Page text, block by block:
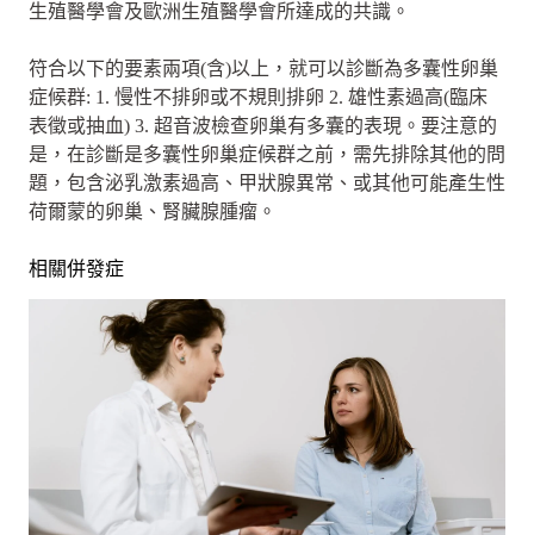
生殖醫學會及歐洲生殖醫學會所達成的共識。
符合以下的要素兩項(含)以上，就可以診斷為多囊性卵巢
症候群: 1. 慢性不排卵或不規則排卵 2. 雄性素過高(臨床
表徵或抽血) 3. 超音波檢查卵巢有多囊的表現。要注意的
是，在診斷是多囊性卵巢症候群之前，需先排除其他的問
題，包含泌乳激素過高、甲狀腺異常、或其他可能產生性
荷爾蒙的卵巢、腎臟腺腫瘤。
相關併發症